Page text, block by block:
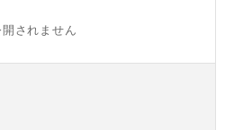
されません